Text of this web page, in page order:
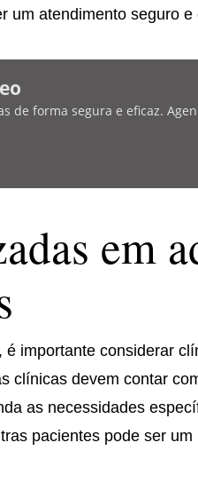
um atendimento seguro e
de forma segura e eficaz.
em
importante considerar
clínicas devem contar
as necessidades
pacientes pode ser